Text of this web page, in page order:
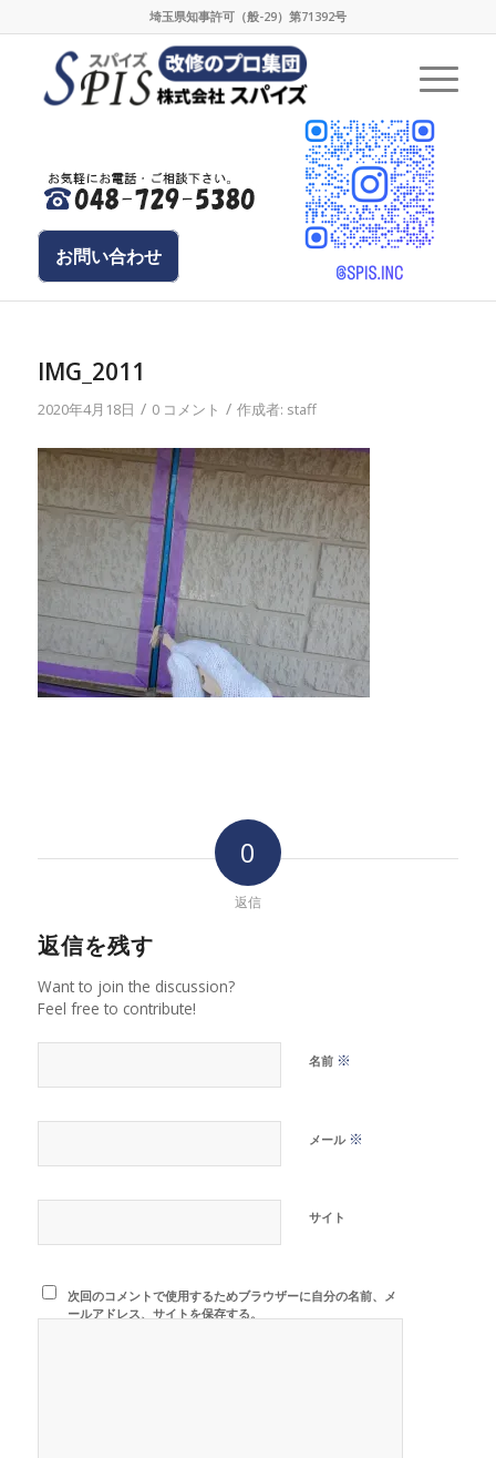
埼玉県知事許可（般-29）第71392号
お問い合わせ
IMG_2011
2020年4月18日 / 0 コメント / 作成者: staff
0
返信
返信を残す
Want to join the discussion?
Feel free to contribute!
名前 ※
メール ※
サイト
次回のコメントで使用するためブラウザーに自分の名前、メ
ールアドレス、サイトを保存する。